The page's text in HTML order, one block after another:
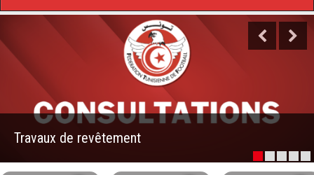
Feuilles de match 2018/2019
Feuille de match 2017/2018
–Ligue I–
–Ligue II–
Feuille de match 2016/2017
Travaux de revêtement